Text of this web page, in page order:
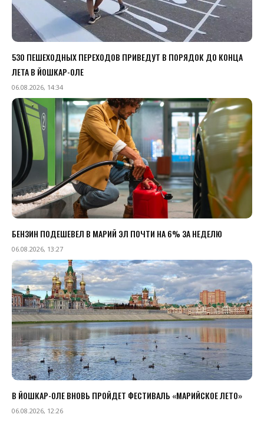
530 ПЕШЕХОДНЫХ ПЕРЕХОДОВ ПРИВЕДУТ В ПОРЯДОК ДО КОНЦА
ЛЕТА В ЙОШКАР-ОЛЕ
06.08.2026, 14:34
БЕНЗИН ПОДЕШЕВЕЛ В МАРИЙ ЭЛ ПОЧТИ НА 6% ЗА НЕДЕЛЮ
06.08.2026, 13:27
В ЙОШКАР-ОЛЕ ВНОВЬ ПРОЙДЕТ ФЕСТИВАЛЬ «МАРИЙСКОЕ ЛЕТО»
06.08.2026, 12:26